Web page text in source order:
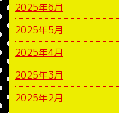
2025年6月
2025年5月
2025年4月
2025年3月
2025年2月